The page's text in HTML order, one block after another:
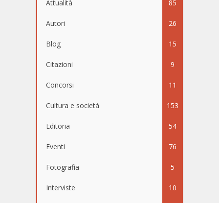
Attualità 85
Autori 26
Blog 15
Citazioni 9
Concorsi 11
Cultura e società 153
Editoria 54
Eventi 76
Fotografia 5
Interviste 10